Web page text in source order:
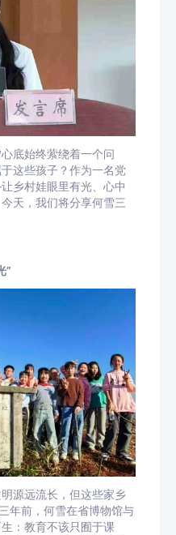
底始终萦绕着一个问
这些孩子？作为一名党
乡村娃眼里有光、心中
天，我们将分享何雪三
”
源远流长，但这些家乡
年前，何雪在省博物馆与
：教育不该只囿于课